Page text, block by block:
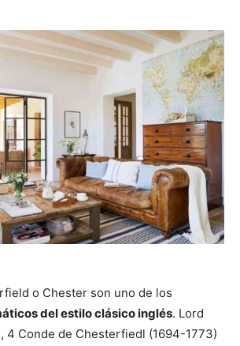
o Chester son uno de los
del estilo clásico inglés. Lord
4 Conde de Chesterfiedl (1694-1773)